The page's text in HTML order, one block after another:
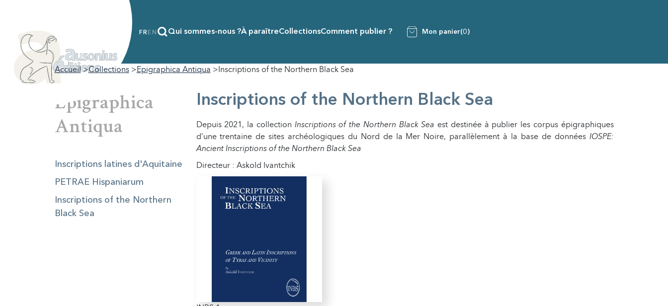
FR EN Qui sommes-nous ?À paraîtreCollectionsComment publier ? Mon panier(0)
Accueil Collections Epigraphica Antiqua Inscriptions of the Northern Black Sea
Epigraphica
Antiqua
Inscriptions latines d'Aquitaine
PETRAE Hispaniarum
Inscriptions of the Northern
Black Sea
Inscriptions of the Northern Black Sea
Depuis 2021, la collection Inscriptions of the Northern Black Sea est destinée à publier les corpus épigraphiques
d’une trentaine de sites archéologiques du Nord de la Mer Noire, parallèlement à la base de données IOSPE:
Ancient Inscriptions of the Northern Black Sea
Directeur : Askold Ivantchik